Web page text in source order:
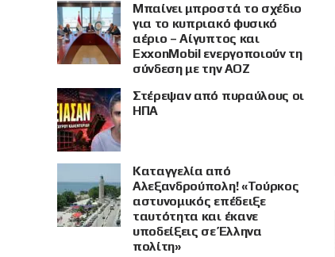
Μπαίνει μπροστά το σχέδιο
για το κυπριακό φυσικό
αέριο – Αίγυπτος και
ExxonMobil ενεργοποιούν τη
σύνδεση με την ΑΟΖ
Στέρεψαν από πυραύλους οι
ΗΠΑ
Καταγγελία από
Αλεξανδρούπολη! «Τούρκος
αστυνομικός επέδειξε
ταυτότητα και έκανε
υποδείξεις σε Έλληνα
πολίτη»